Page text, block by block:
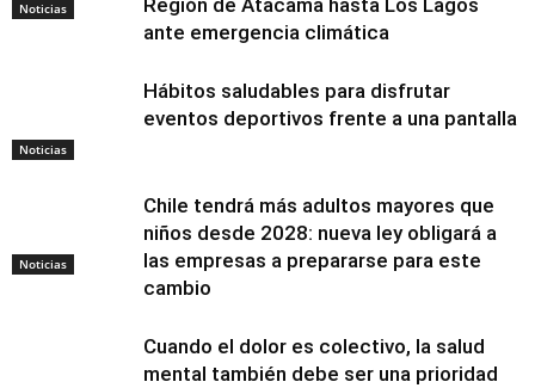
Noticias
Región de Atacama hasta Los Lagos
ante emergencia climática
Noticias
Hábitos saludables para disfrutar
eventos deportivos frente a una pantalla
Noticias
Chile tendrá más adultos mayores que
niños desde 2028: nueva ley obligará a
las empresas a prepararse para este
cambio
Cuando el dolor es colectivo, la salud
mental también debe ser una prioridad